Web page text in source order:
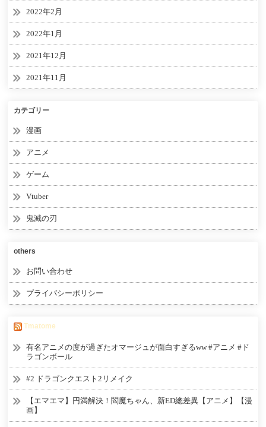
2022年2月
2022年1月
2021年12月
2021年11月
カテゴリー
漫画
アニメ
ゲーム
Vtuber
鬼滅の刃
others
お問い合わせ
プライバシーポリシー
Tmatome
有名アニメの度が過ぎたオマージュが面白すぎるww #アニメ #ド
ラゴンボール
#2 ドラゴンクエスト2リメイク
【エマエマ】円満解決！閻魔ちゃん、新ED總差異【アニメ】【漫
画】